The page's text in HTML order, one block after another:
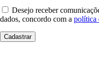
Desejo receber
dados, concordo com a política